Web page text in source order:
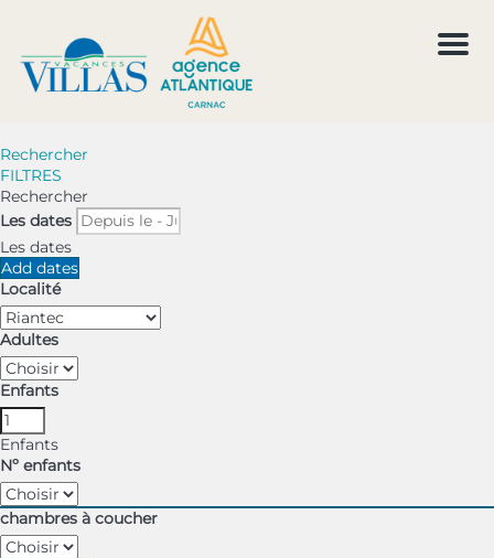
Menu
Rechercher
FILTRES
Rechercher
Les dates
Les dates
Add dates
Localité
Adultes
Enfants
Enfants
Nº enfants
chambres à coucher